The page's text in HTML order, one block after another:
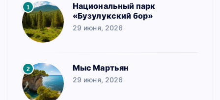
1
Национальный парк
«Бузулукский бор»
29 июня, 2026
2 Мыс Мартьян
29 июня, 2026